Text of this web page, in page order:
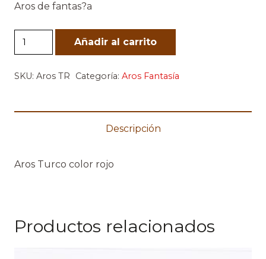
Aros de fantas?a
Aros
TR
cantidad
Añadir al carrito
SKU: Aros TR Categoría: Aros Fantasía
Descripción
Aros Turco color rojo
Productos relacionados